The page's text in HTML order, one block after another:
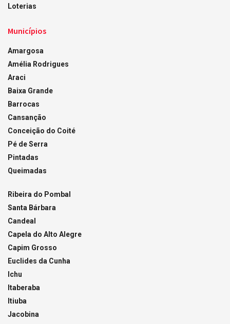
Loterias
Municípios
Amargosa
Amélia Rodrigues
Araci
Baixa Grande
Barrocas
Cansanção
Conceição do Coité
Pé de Serra
Pintadas
Queimadas
Ribeira do Pombal
Santa Bárbara
Candeal
Capela do Alto Alegre
Capim Grosso
Euclides da Cunha
Ichu
Itaberaba
Itiuba
Jacobina